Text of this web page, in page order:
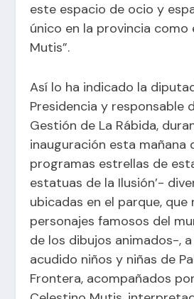
este espacio de ocio y
único en la provincia como
Mutis”.
Así lo ha indicado la
Presidencia y responsable
Gestión de La Rábida,
inauguración esta mañana
programas estrellas de
estatuas de la Ilusión’-
ubicadas en el parque, que
personajes famosos del
de los dibujos animados-,
acudido niños y niñas de
Frontera, acompañados